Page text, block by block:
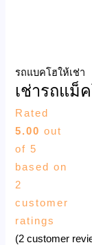
รถแบคโฮให้เช่า
เช่ารถแม็
Rated
5.00 out
of 5
based on
2
customer
ratings
(2 customer